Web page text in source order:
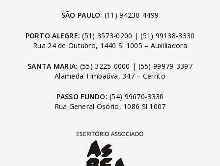
SÃO PAULO: (11) 94230-4499
PORTO ALEGRE: (51) 3573-0200 |(51) 99138-3330
Rua 24 de Outubro, 1440 Sl 1005 – Auxiliadora
SANTA MARIA: (55) 3225-0000 | (55) 99979-3397
Alameda Timbaúva, 347 – Cerrito
PASSO FUNDO: (54) 99670-3330
Rua General Osório, 1086 Sl 1007